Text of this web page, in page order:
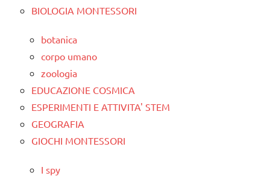
BIOLOGIA MONTESSORI
botanica
corpo umano
zoologia
EDUCAZIONE COSMICA
ESPERIMENTI E ATTIVITA' STEM
GEOGRAFIA
GIOCHI MONTESSORI
I spy